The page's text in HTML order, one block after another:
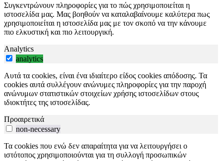
Συγκεντρώνουν πληροφορίες για το πώς χρησιμοποιείται η
ιστοσελίδα μας. Μας βοηθούν να καταλαβαίνουμε καλύτερα πως
χρησιμοποιείται η ιστοσελίδα μας με τον σκοπό να την κάνουμε
πιο ελκυστική και πιο λειτουργική.
Analytics
analytics
Αυτά τα cookies, είναι ένα ιδιαίτερο είδος cookies απόδοσης. Τα
cookies αυτά συλλέγουν ανώνυμες πληροφορίες για την παροχή
ανώνυμων στατιστικών στοιχείων χρήσης ιστοσελίδων στους
ιδιοκτήτες της ιστοσελίδας.
Προαιρετικά
non-necessary
Τα cookies που ενώ δεν απαραίτητα για να λειτουργήσει ο
ιστότοπος χρησιμοποιούνται για τη συλλογή προσωπικών